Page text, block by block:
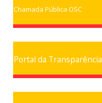
Chamada Pública OSC
Portal da Transparência